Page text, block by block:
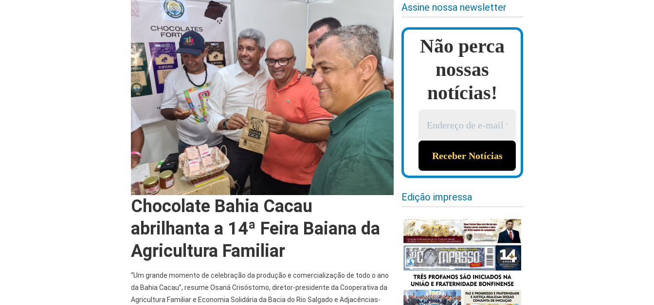
Chocolate Bahia Cacau
abrilhanta a 14ª Feira Baiana da
Agricultura Familiar
“Um grande momento de celebração da produção e comercialização de todo o ano
da Bahia Cacau”, resume Osaná Crisóstomo, diretor-presidente da Cooperativa da
Agricultura Familiar e Economia Solidária da Bacia do Rio Salgado e Adjacências-
Assine nossa newsletter
Não perca
nossas
notícias!
Edição impressa